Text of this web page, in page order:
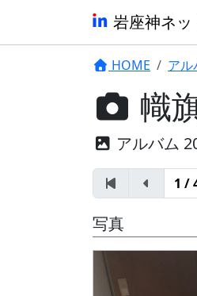
岩座神ネッ
HOME アル
幟
アルバム
1 /
写真